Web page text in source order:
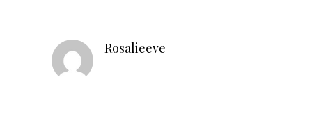
Rosalieeve